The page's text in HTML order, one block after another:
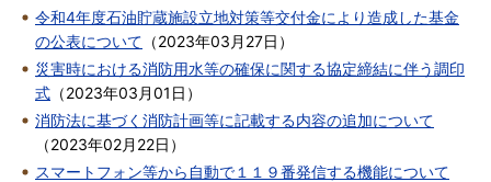
令和4年度石油貯蔵施設立地対策等交付金により造成した基金
の公表について （2023年03月27日 ）
災害時における消防用水等の確保に関する協定締結に伴う調印
式 （2023年03月01日 ）
消防法に基づく消防計画等に記載する内容の追加について
（2023年02月22日 ）
スマートフォン等から自動で１１９番発信する機能について